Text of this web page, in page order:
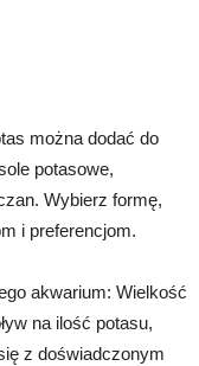
można dodać do
potasowe,
Wybierz formę,
i preferencjom.
akwarium: Wielkość
na ilość potasu,
z doświadczonym